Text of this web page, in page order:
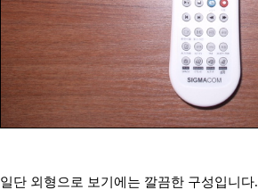
일단 외형으로 보기에는 깔끔한 구성입니다.